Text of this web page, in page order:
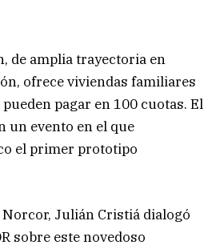
de amplia trayectoria en
ofrece viviendas familiares
pagar en 100 cuotas. El
un evento en el que
el primer prototipo
Julián Cristiá dialogó
sobre este novedoso